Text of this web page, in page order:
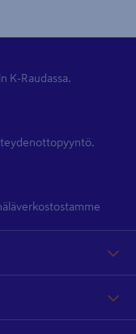
K-Raudassa.